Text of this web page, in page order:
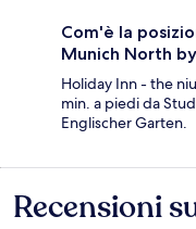
Com'è la
Munich North
Holiday Inn - the
min. a piedi da
Englischer Garten.
Recensioni
Recensioni